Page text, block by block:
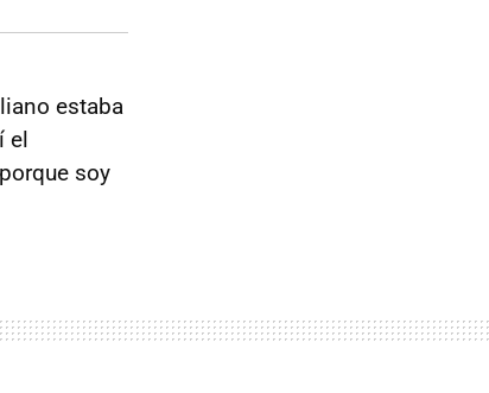
estaba
el
soy